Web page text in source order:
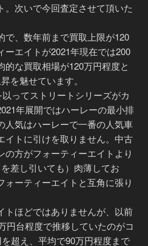
。次いで今回査定させて頂いた
で、数年前まで買取上限が120
エイトが2021年現在では200
な買取相場が120万円程度と
を魅せています。
ってストリートシリーズがカ
年展開ではハーレーの最小排
人気はハーレーで一番の人気車
イトに引けを取りません。中古
方がフォーティーエイトより
差し引いても）肉薄してお
ォーティーエイトと互角に張り
トほどではありませんが、以前
円台程度で推移していたのがコ
超え、平均で90万円程度まで